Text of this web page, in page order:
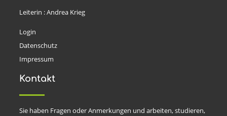
Leiterin : Andrea Krieg
Login
Datenschutz
Impressum
Kontakt
Sie haben Fragen oder Anmerkungen und arbeiten, studieren,